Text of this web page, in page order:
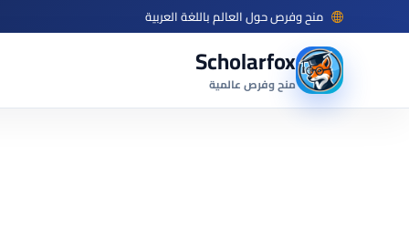
منح وفرص حول العالم باللغة العربية
Scholarfox
منح وفرص عالمية